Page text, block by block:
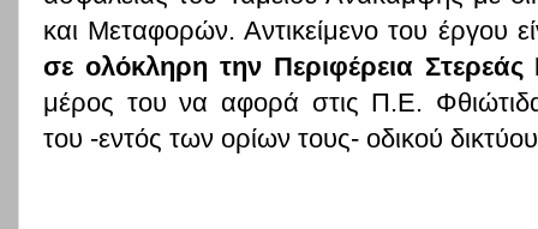
και Μεταφορών. Αντικείμενο του έργου
σε ολόκληρη την Περιφέρεια Στερεάς
μέρος του να αφορά στις Π.Ε.
του -εντός των ορίων τους- οδικού